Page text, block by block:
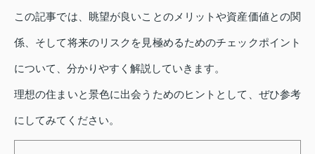
この記事では、眺望が良いことのメリットや資産価値との関
係、そして将来のリスクを見極めるためのチェックポイント
について、分かりやすく解説していきます。
理想の住まいと景色に出会うためのヒントとして、ぜひ参考
にしてみてください。